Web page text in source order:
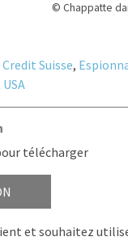
© Chappatte
Credit Suisse,
USA
télécharger
et souhaitez